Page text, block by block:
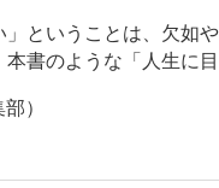
」ということは、欠
書のような「人生に
）